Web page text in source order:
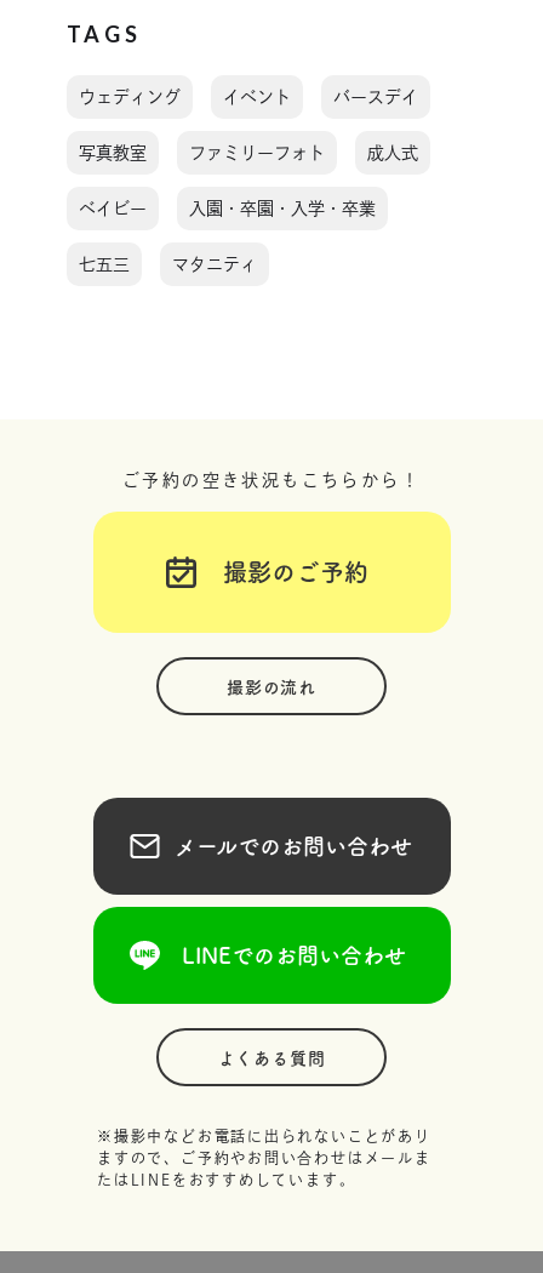
TAGS
ウェディング イベント バースデイ
写真教室 ファミリーフォト 成人式
ベイビー 入園・卒園・入学・卒業
七五三 マタニティ
ご予約の空き状況もこちらから！
撮影のご予約
撮影の流れ
メールでのお問い合わせ
LINEでのお問い合わせ
よくある質問
※撮影中などお電話に出られないことがあり
ますので、ご予約やお問い合わせはメールま
たはLINEをおすすめしています。